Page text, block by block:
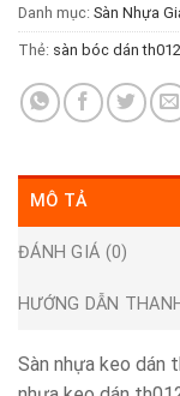
Danh mục: Sàn Nhựa
Thẻ: sàn bóc dán th012
MÔ TẢ
ĐÁNH GIÁ (0)
HƯỚNG DẪN
Sàn nhựa keo dán